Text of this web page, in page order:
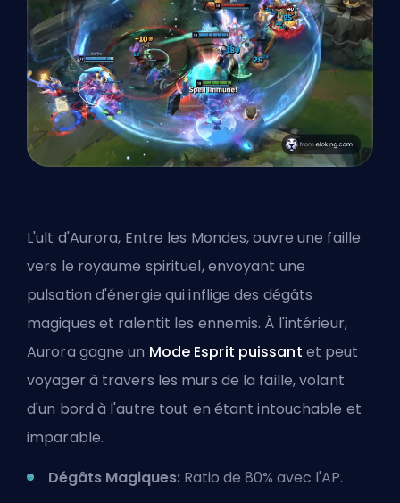
L'ult d'Aurora, Entre les Mondes, ouvre une faille
vers le royaume spirituel, envoyant une
pulsation d'énergie qui inflige des dégâts
magiques et ralentit les ennemis. À l'intérieur,
Aurora gagne un Mode Esprit puissant et peut
voyager à travers les murs de la faille, volant
d'un bord à l'autre tout en étant intouchable et
imparable.
Dégâts Magiques: Ratio de 80% avec l'AP.